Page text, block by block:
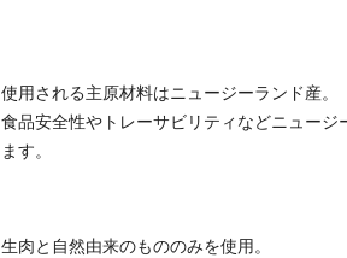
使用される主原材料はニュージーランド産。
食品安全性やトレーサビリティなどニュー
ます。
生肉と自然由来のもののみを使用。